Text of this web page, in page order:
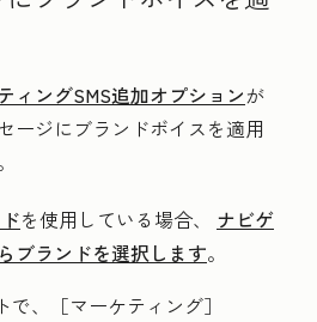
ィングSMS追加オプションが
ージにブランドボイスを適用
を使用している場合、 ナビゲ
ブランドを選択します。
、［マーケティング］